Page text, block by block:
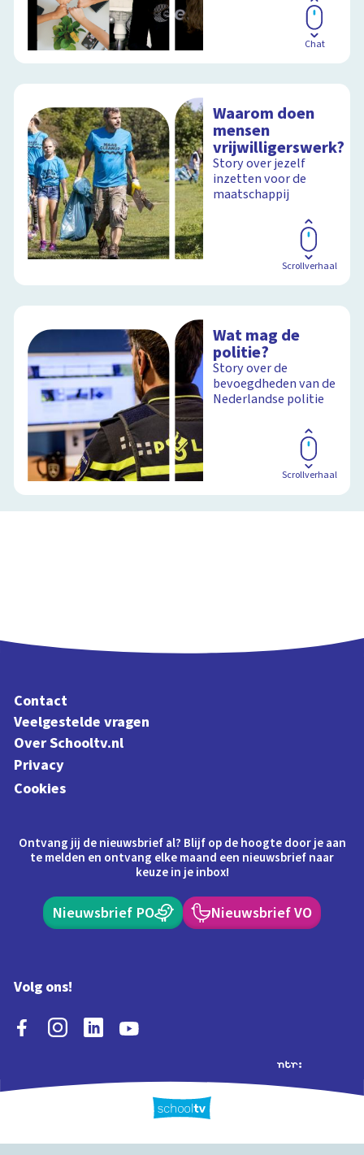
Chat
Waarom doen
mensen
vrijwilligerswerk?
Story over jezelf
inzetten voor de
maatschappij
Scrollverhaal
Wat mag de
politie?
Story over de
bevoegdheden van de
Nederlandse politie
Scrollverhaal
Contact
Veelgestelde vragen
Over Schooltv.nl
Privacy
Cookies
Ontvang jij de nieuwsbrief al? Blijf op de hoogte door je aan
te melden en ontvang elke maand een nieuwsbrief naar
keuze in je inbox!
Nieuwsbrief PO Nieuwsbrief VO
Volg ons!